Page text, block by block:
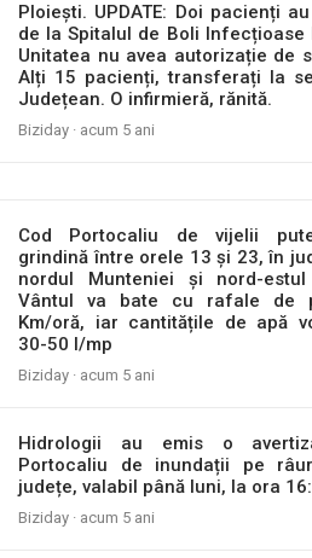
Ploiești. UPDATE: Doi pacienți
de la Spitalul de Boli Infecțioase
Unitatea nu avea autorizație de
Alți 15 pacienți, transferați la
Județean. O infirmieră, rănită.
Biziday · acum 5 ani
Cod Portocaliu de vijelii
grindină între orele 13 și 23, în
nordul Munteniei și nord-estul
Vântul va bate cu rafale de
Km/oră, iar cantitățile de apă
30-50 l/mp
Biziday · acum 5 ani
Hidrologii au emis o
Portocaliu de inundații pe
județe, valabil până luni, la ora
Biziday · acum 5 ani